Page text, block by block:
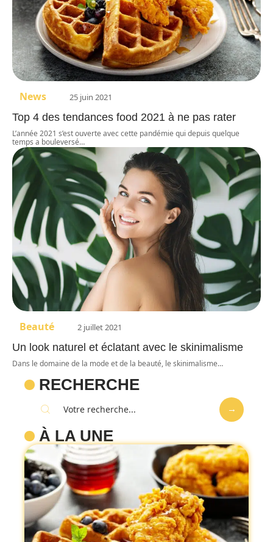
News 25 juin 2021
Top 4 des tendances food 2021 à ne pas rater
L’année 2021 s’est ouverte avec cette pandémie qui depuis quelque
temps a bouleversé…
Beauté 2 juillet 2021
Un look naturel et éclatant avec le skinimalisme
Dans le domaine de la mode et de la beauté, le skinimalisme…
RECHERCHE
À LA UNE